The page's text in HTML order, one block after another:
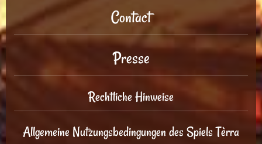
Contact
Presse
Rechtliche Hinweise
Allgemeine Nutzungsbedingungen des Spiels Tèrra